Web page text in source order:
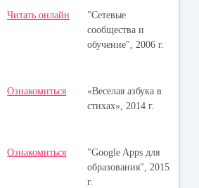
Читать онлайн
"Сетевые
сообщества и
обучение", 2006 г.
Ознакомиться
«Веселая азбука в
стихах», 2014 г.
Ознакомиться
"Google Apps для
образования", 2015
г.